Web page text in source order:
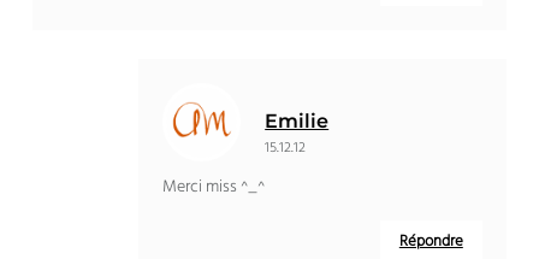
Emilie
15.12.12
Merci miss ^_^
Répondre